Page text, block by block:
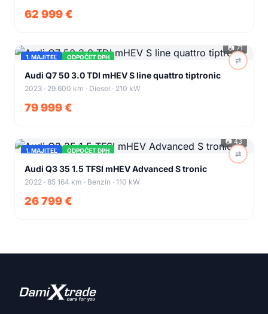
62 999 €
1. MAJITEĽ ODPOČET DPH
📷71
+67
Audi Q7 50 3.0 TDI mHEV S line quattro tiptronic
2023 · 29 600 km · Diesel · 210 kW
79 999 €
⇄
1. MAJITEĽ ODPOČET DPH
📷43
39
Audi Q3 35 1.5 TFSI mHEV Advanced S tronic
2022 · 85 164 km · Benzín · 110 kW
26 799 €
⇄